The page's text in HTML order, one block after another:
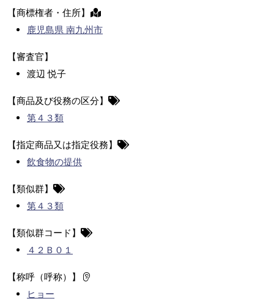
【商標権者・住所】
鹿児島県 南九州市
【審査官】
渡辺 悦子
【商品及び役務の区分】
第４３類
【指定商品又は指定役務】
飲食物の提供
【類似群】
第４３類
【類似群コード】
４２Ｂ０１
【称呼（呼称）】
ヒョー